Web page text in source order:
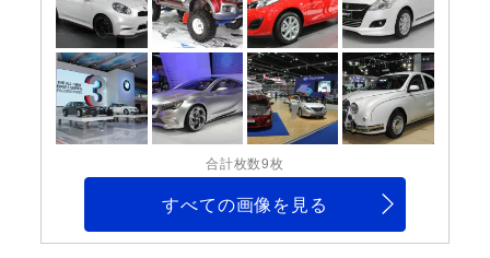
合計枚数9枚
すべての画像を見る